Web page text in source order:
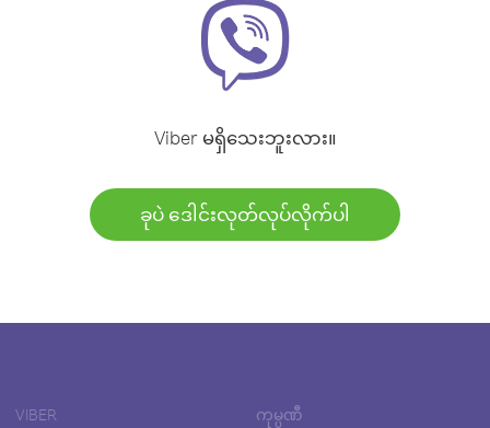
Viber မရှိသေးဘူးလား။
ခုပဲ ဒေါင်းလုတ်လုပ်လိုက်ပါ
VIBER ကုမ္ပဏီ